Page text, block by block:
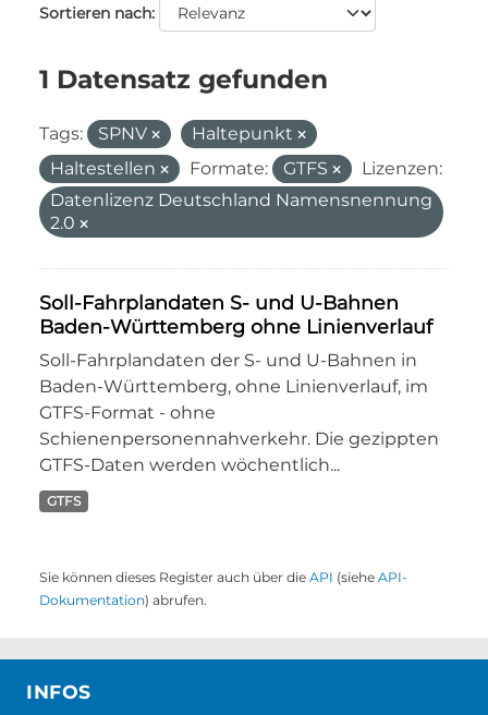
Sortieren nach
1 Datensatz gefunden
Tags: SPNV
Haltepunkt
Haltestellen
Formate: GTFS
Lizenzen:
Datenlizenz Deutschland Namensnennung
2.0
Soll-Fahrplandaten S- und U-Bahnen
Baden-Württemberg ohne Linienverlauf
Soll-Fahrplandaten der S- und U-Bahnen in
Baden-Württemberg, ohne Linienverlauf, im
GTFS-Format - ohne
Schienenpersonennahverkehr. Die gezippten
GTFS-Daten werden wöchentlich...
GTFS
Sie können dieses Register auch über die API (siehe API-
Dokumentation) abrufen.
INFOS